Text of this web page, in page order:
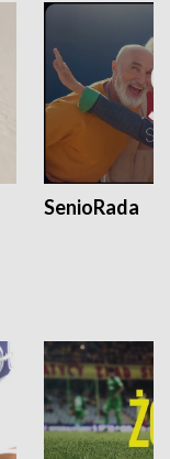
SenioRada